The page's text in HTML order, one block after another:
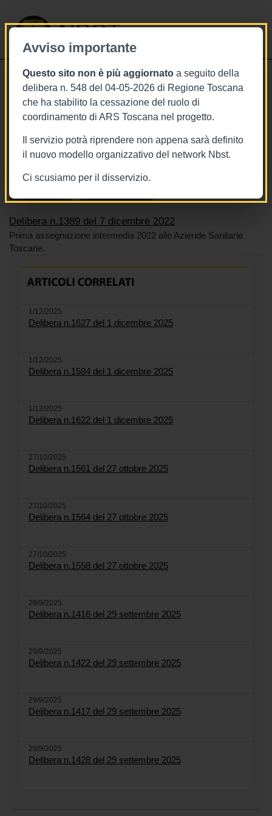
Avviso importante
Questo sito non è più aggiornato a seguito della
delibera n. 548 del 04-05-2026 di Regione Toscana
che ha stabilito la cessazione del ruolo di
coordinamento di ARS Toscana nel progetto.
Il servizio potrà riprendere non appena sarà definito
il nuovo modello organizzativo del network Nbst.
Ci scusiamo per il disservizio.
NBST
7/12/2022
Delibera n.1389 del 7 dicembre 2022
Tags Toscana
BURT Bollettino della regione toscana
Sistema sanitario
Delibera n.1389 del 7 dicembre 2022
Prima assegnazione intermedia 2022 alle Aziende Sanitarie
Toscane.
1/12/2025
Delibera n.1627 del 1 dicembre 2025
1/12/2025
Delibera n.1584 del 1 dicembre 2025
1/12/2025
Delibera n.1622 del 1 dicembre 2025
27/10/2025
Delibera n.1561 del 27 ottobre 2025
27/10/2025
Delibera n.1564 del 27 ottobre 2025
27/10/2025
Delibera n.1558 del 27 ottobre 2025
29/9/2025
Delibera n.1416 del 29 settembre 2025
29/9/2025
Delibera n.1422 del 29 settembre 2025
29/9/2025
Delibera n.1417 del 29 settembre 2025
29/9/2025
Delibera n.1428 del 29 settembre 2025